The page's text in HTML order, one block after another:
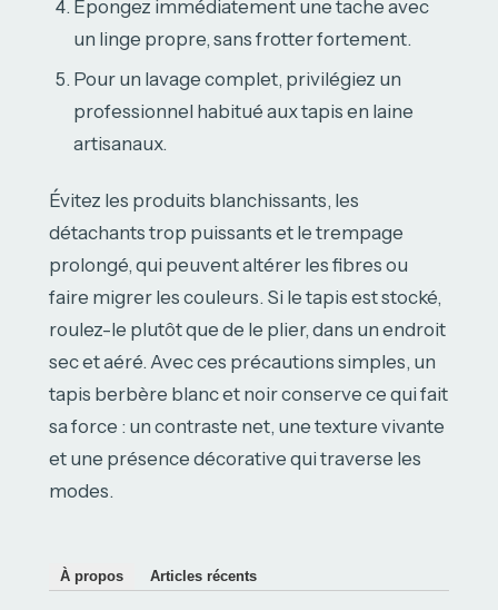
Épongez immédiatement une tache avec
un linge propre, sans frotter fortement.
Pour un lavage complet, privilégiez un
professionnel habitué aux tapis en laine
artisanaux.
Évitez les produits blanchissants, les
détachants trop puissants et le trempage
prolongé, qui peuvent altérer les fibres ou
faire migrer les couleurs. Si le tapis est stocké,
roulez-le plutôt que de le plier, dans un endroit
sec et aéré. Avec ces précautions simples, un
tapis berbère blanc et noir conserve ce qui fait
sa force : un contraste net, une texture vivante
et une présence décorative qui traverse les
modes.
À propos Articles récents